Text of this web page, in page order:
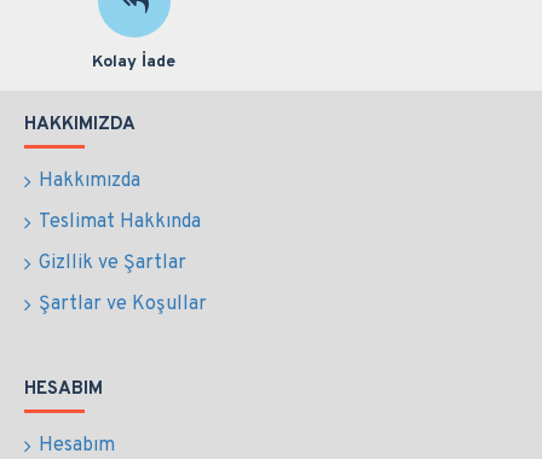
Kolay İade
HAKKIMIZDA
Hakkımızda
Teslimat Hakkında
Gizllik ve Şartlar
Şartlar ve Koşullar
HESABIM
Hesabım